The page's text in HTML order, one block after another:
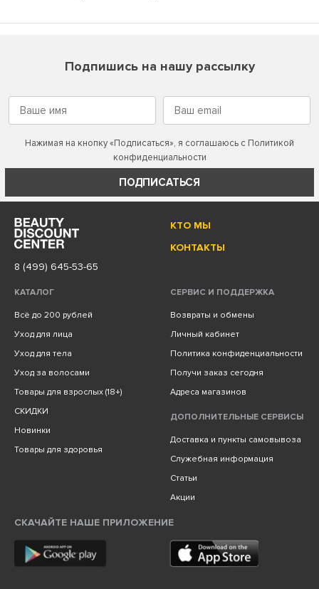
Подпишись на нашу рассылку
Нажимая на кнопку «Подписаться», я соглашаюсь с Политикой
конфиденциальности
ПОДПИСАТЬСЯ
КТО МЫ
КОНТАКТЫ
8 (499) 645-53-65
КАТАЛОГ
Всё до 200 рублей
Уход для лица
Уход для тела
Уход за волосами
Товары для взрослых (18+)
СКИДКИ
Новинки
Товары для здоровья
СЕРВИС И ПОДДЕРЖКА
Возвраты и обмены
Личный кабинет
Политика конфиденциальности
Получи заказ сегодня
Адреса магазинов
ДОПОЛНИТЕЛЬНЫЕ СЕРВИСЫ
Доставка и пункты самовывоза
Служебная информация
Статьи
Акции
СКАЧАЙТЕ НАШЕ ПРИЛОЖЕНИЕ